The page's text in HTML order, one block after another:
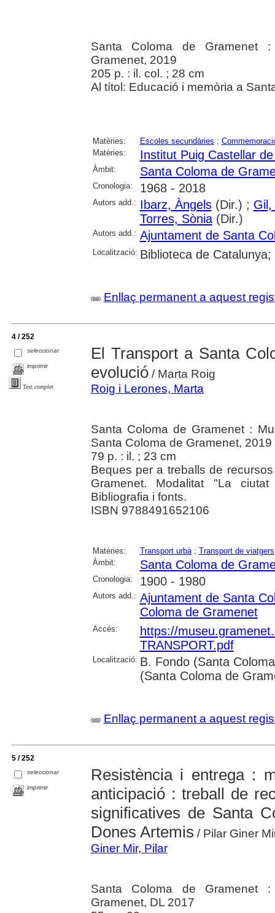
Santa Coloma de Gramenet
Gramenet, 2019
205 p. : il. col. ; 28 cm
Al títol: Educació i memòria a
Matèries: Escoles secundàries ;
Matèries:
Institut Puig Castellar
Àmbit: Santa Coloma de
Cronologia: 1968 - 2018
Autors add.: Ibarz, Àngels(Dir.) ; Gil,
Torres, Sònia(Dir.)
Autors add.: Ajuntament de Santa
Localització: Biblioteca de
Enllaç permanent a aquest
4 / 252
seleccionar
imprimir
Text complet
El Transport a Santa
evolució/ Marta Roig
Roig i Lerones, Marta
Santa Coloma de Gramenet :
Santa Coloma de Gramenet, 2019
79 p. : il. ; 23 cm
Beques per a treballs de
Gramenet. Modalitat "La ciutat
Bibliografia i fonts.
ISBN 9788491652106
Matèries: Transport urbà; Transport de viatgers
Àmbit:
Santa Coloma de
Cronologia: 1900 - 1980
Autors add.: Ajuntament de Santa
Coloma de Gramenet
Accés:
https://
TRANSPORT.pdf
Localització: B. Fondo (Santa
(Santa Coloma de
Enllaç permanent a aquest
5 / 252
seleccionar
imprimir
Resistència i entrega :
anticipació : treball de
significatives de Santa
Dones Artemis / Pilar Giner
Giner Mir, Pilar
Santa Coloma de Gramenet
Gramenet, DL 2017